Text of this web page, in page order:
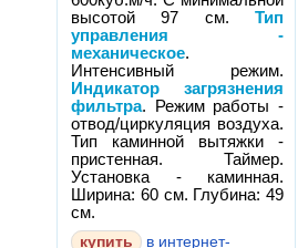
высотой 97 см.Тип
управления -
механическое.
Интенсивный режим.
Индикатор загрязнения
фильтра. Режим работы -
отвод/циркуляция воздуха.
Тип каминной вытяжки -
пристенная. Таймер.
Установка - каминная.
Ширина: 60 см. Глубина: 49
см.
в интернет-